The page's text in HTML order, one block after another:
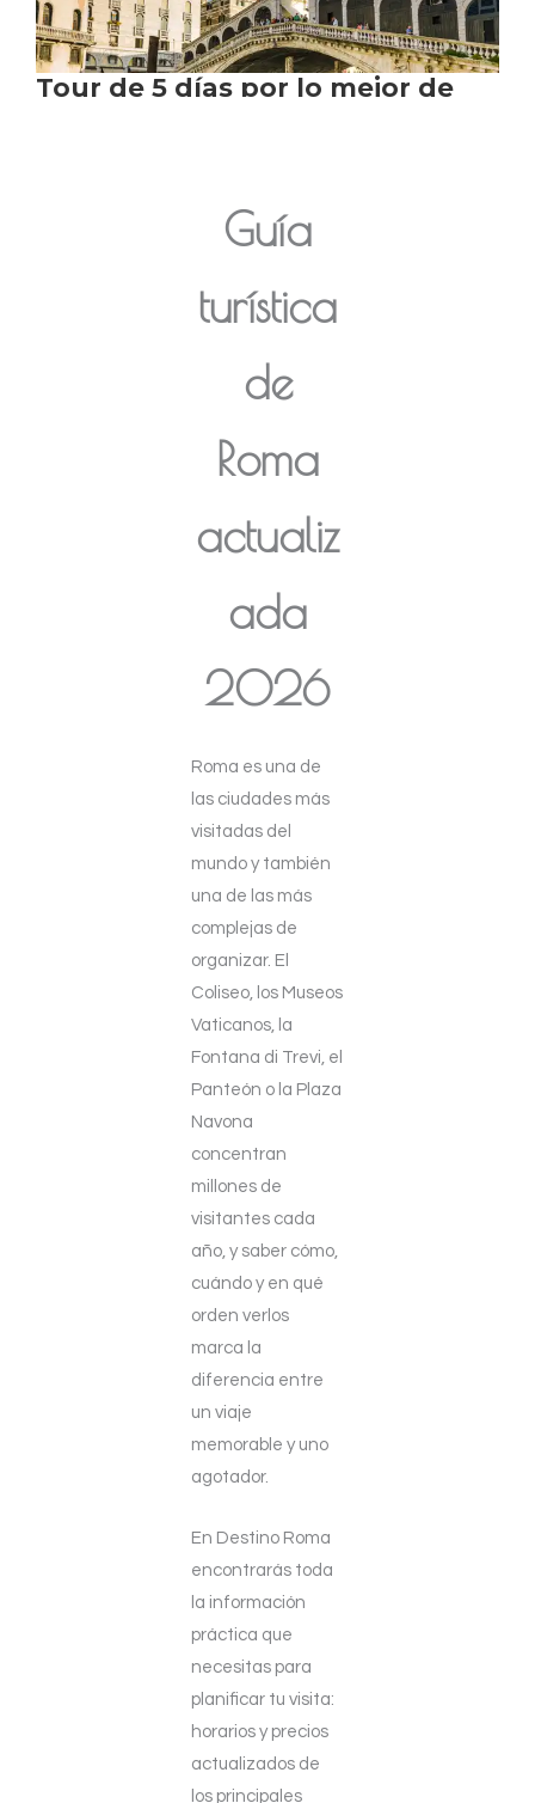
Guía
turística
de
Roma
actualiz
ada
2026
Roma es una de
las ciudades más
visitadas del
mundo y también
una de las más
complejas de
organizar. El
Coliseo, los Museos
Vaticanos, la
Fontana di Trevi, el
Panteón o la Plaza
Navona
concentran
millones de
visitantes cada
año, y saber cómo,
cuándo y en qué
orden verlos
marca la
diferencia entre
un viaje
memorable y uno
agotador.
En Destino Roma
encontrarás toda
la información
práctica que
necesitas para
planificar tu visita:
horarios y precios
actualizados de
los principales